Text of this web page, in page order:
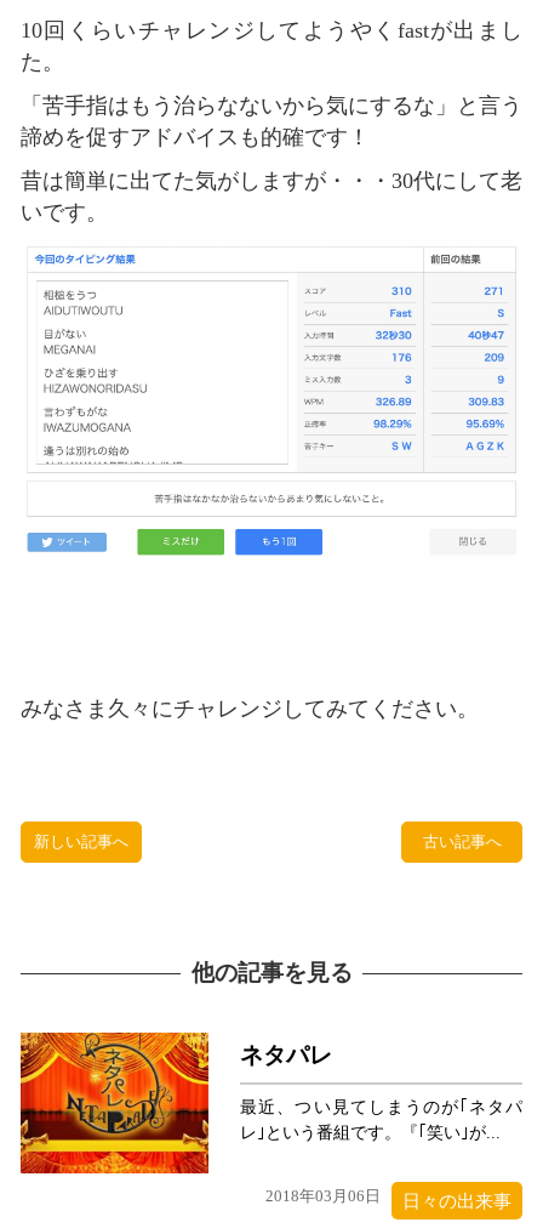
10回くらいチャレンジしてようやくfastが出まし
た。
「苦手指はもう治らなないから気にするな」と言う
諦めを促すアドバイスも的確です！
昔は簡単に出てた気がしますが・・・30代にして老
いです。
みなさま久々にチャレンジしてみてください。
新しい記事へ 古い記事へ
他の記事を見る
ネタパレ
最近、つい見てしまうのが｢ネタパ
レ｣という番組です。『｢笑い｣が...
2018年03月06日 日々の出来事